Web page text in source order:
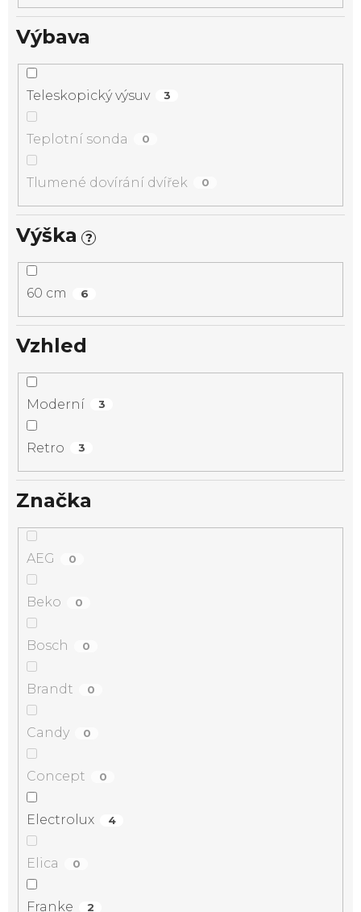
Výbava
Teleskopický výsuv 3
Teplotní sonda 0
Tlumené dovírání dvířek 0
Výška ?
60 cm 6
Vzhled
Moderní 3
Retro 3
Značka
AEG 0
Beko 0
Bosch 0
Brandt 0
Candy 0
Concept 0
Electrolux 4
Elica 0
Franke 2